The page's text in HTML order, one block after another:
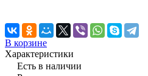
В корзине
Характеристики
Есть в наличии